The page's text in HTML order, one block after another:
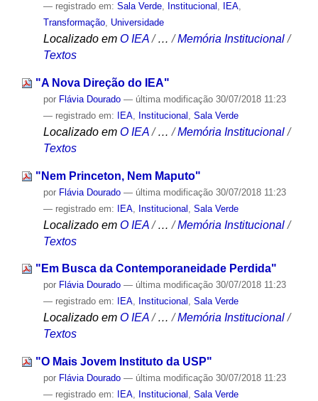
— registrado em: Sala Verde, Institucional , IEA,
Transformação, Universidade
Localizado em O IEA /…/Memória Institucional /
Textos
"A Nova Direção do IEA"
por Flávia Dourado — última modificação30/07/2018 11:23
— registrado em:
IEA, Institucional , Sala Verde
Localizado em O IEA /…/Memória Institucional /
Textos
"Nem Princeton, Nem Maputo"
por Flávia Dourado — última modificação30/07/2018 11:23
— registrado em: IEA, Institucional Sala Verde
Localizado em O IEA /…/Memória Institucional /
Textos
"Em Busca da Contemporaneidade Perdida"
por Flávia Dourado — última modificação30/07/2018 11:23
— registrado em:
IEA, Institucional , Sala Verde
Localizado em O IEA / …/Memória Institucional /
Textos
"O Mais Jovem Instituto da USP"
por Flávia Dourado — última modificação30/07/2018 11:23
— registrado em:
IEA, Institucional , Sala Verde